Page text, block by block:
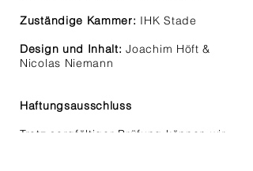
Zuständige Kammer: IHK Stade
Design und Inhalt: Joachim Höft &
Nicolas Niemann
Haftungsausschluss
Trotz sorgfältiger Prüfung können wir